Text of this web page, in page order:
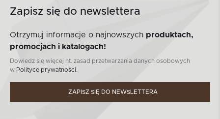
Zapisz się do newslettera
Otrzymuj informacje o najnowszych produktach,
promocjach i katalogach!
Dowiedz się więcej nt. zasad przetwarzania danych osobowych
w Polityce prywatności.
ZAPISZ SIĘ DO NEWSLETTERA